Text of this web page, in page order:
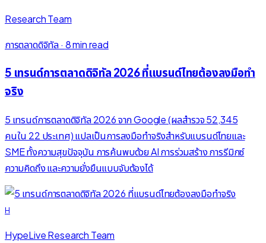
Research Team
การตลาดดิจิทัล· 8 min read
5 เทรนด์การตลาดดิจิทัล 2026 ที่แบรนด์ไทยต้องลงมือทำ
จริง
5 เทรนด์การตลาดดิจิทัล 2026 จาก Google (ผลสำรวจ 52,345
คนใน 22 ประเทศ) แปลเป็นการลงมือทำจริงสำหรับแบรนด์ไทยและ
SME ทั้งความสุขปัจจุบัน การค้นพบด้วย AI การร่วมสร้าง การรีมิกซ์
ความคิดถึง และความยั่งยืนแบบจับต้องได้
H
HypeLive Research Team